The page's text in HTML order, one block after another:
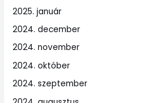
2025. január
2024. december
2024. november
2024. október
2024. szeptember